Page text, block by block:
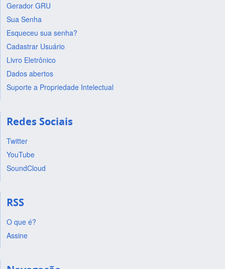
Gerador GRU
Sua Senha
Esqueceu sua senha?
Cadastrar Usuário
Livro Eletrônico
Dados abertos
Suporte a Propriedade Intelectual
Redes Sociais
Twitter
YouTube
SoundCloud
RSS
O que é?
Assine